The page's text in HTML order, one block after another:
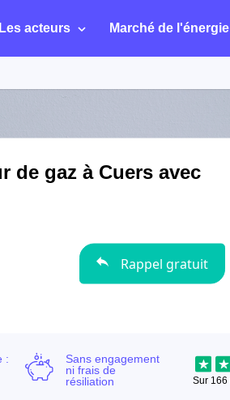
Les acteurs Marché de l'énergie